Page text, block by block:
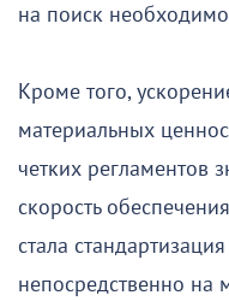
на поиск
Кроме того,
материальных
четких регламентов
скорость
стала
непосредственно на